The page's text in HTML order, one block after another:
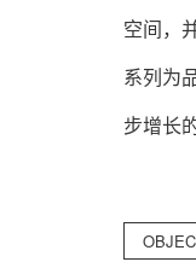
空间，
系列为
步增⻓